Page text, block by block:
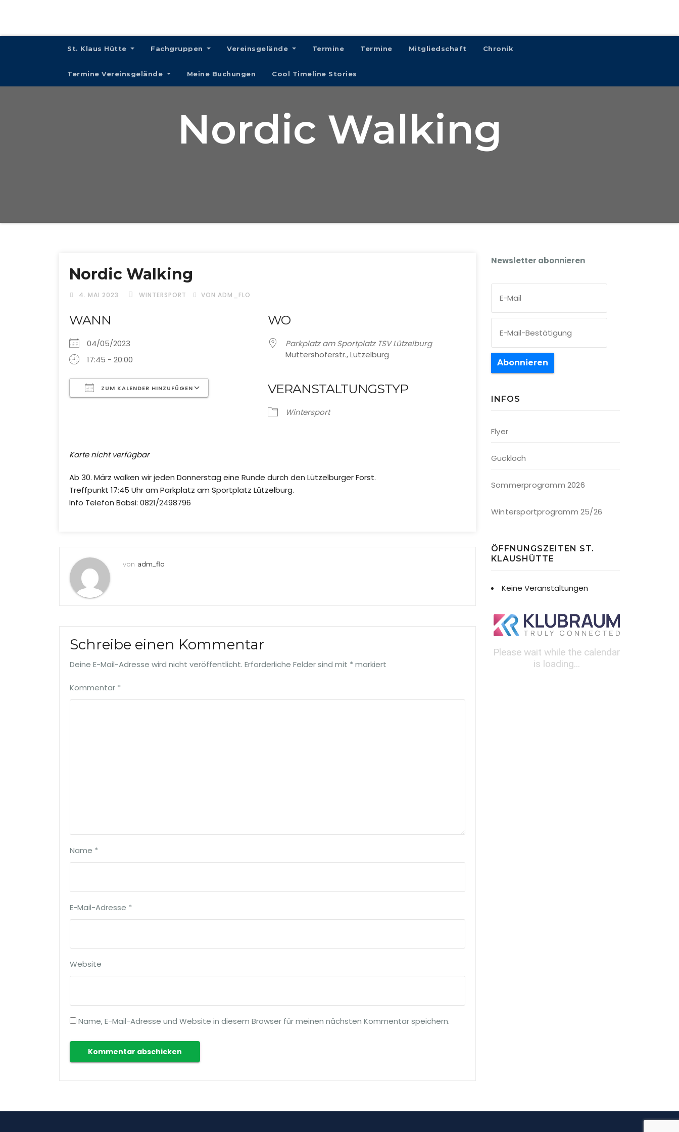
St. Klaus Hütte Fachgruppen Vereinsgelände Termine Termine Mitgliedschaft Chronik
Termine Vereinsgelände Meine Buchungen Cool Timeline Stories
Nordic Walking
Nordic Walking
4. MAI 2023 WINTERSPORT VON ADM_FLO
WANN
04/05/2023
17:45 - 20:00
ZUM KALENDER HINZUFÜGEN
Google Kalender
WO
Parkplatz am Sportplatz TSV Lützelburg
Muttershoferstr., Lützelburg
VERANSTALTUNGSTYP
Wintersport
Karte nicht verfügbar
Ab 30. März walken wir jeden Donnerstag eine Runde durch den Lützelburger Forst.
Treffpunkt 17:45 Uhr am Parkplatz am Sportplatz Lützelburg.
Info Telefon Babsi: 0821/2498796
von adm_flo
Schreibe einen Kommentar
Deine E-Mail-Adresse wird nicht veröffentlicht. Erforderliche Felder sind mit * markiert
Kommentar *
Name *
E-Mail-Adresse *
Website
Name, E-Mail-Adresse und Website in diesem Browser für meinen nächsten Kommentar speichern.
Newsletter abonnieren
Abonnieren
INFOS
Flyer
Guckloch
Sommerprogramm 2026
Wintersportprogramm 25/26
ÖFFNUNGSZEITEN ST.
KLAUSHÜTTE
Keine Veranstaltungen